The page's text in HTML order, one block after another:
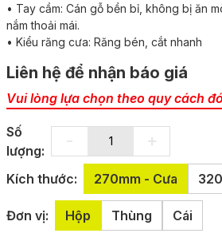
• Tay cầm: Cán gỗ bền bỉ, không bị ăn
nắm thoải mái.
• Kiểu răng cưa: Răng bén, cắt nhanh
Liên hệ để nhận báo giá
Vui lòng lựa chọn theo quy cách
Số
lượng:
Kích thước: 270mm - Cưa
Đơn vị: Hộp Thùng Cái